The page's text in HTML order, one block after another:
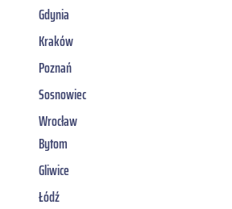
Gdynia
Kraków
Poznań
Sosnowiec
Wrocław
Bytom
Gliwice
Łódź